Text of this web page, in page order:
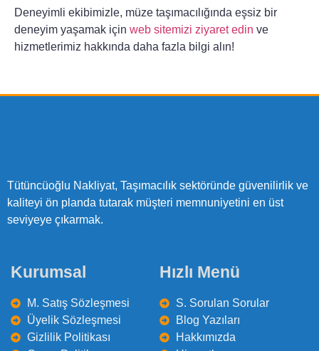
Deneyimli ekibimizle, müze taşımacılığında eşsiz bir
deneyim yaşamak için web sitemizi ziyaret edin ve
hizmetlerimiz hakkında daha fazla bilgi alın!
Tütüncüoğlu Nakliyat, Taşımacılık sektöründe güvenilirlik ve
kaliteyi ön planda tutarak müşteri memnuniyetini en üst
seviyeye çıkarmak.
Kurumsal
M. Satış Sözleşmesi
Üyelik Sözleşmesi
Gizlilik Politikası
Hızlı Menü
S. Sorulan Sorular
Blog Yazıları
Hakkımızda